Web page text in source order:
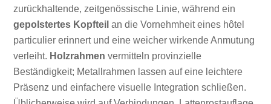
zurückhaltende, zeitgenössische Linie, während ein
gepolstertes Kopfteil an die Vornehmheit eines hôtel
particulier erinnert und eine weicher wirkende Anmutung
verleiht. Holzrahmen vermitteln provinzielle
Beständigkeit; Metallrahmen lassen auf eine leichtere
Präsenz und einfachere visuelle Integration schließen.